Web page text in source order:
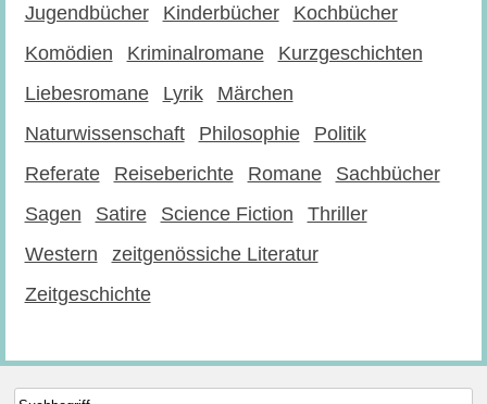
Jugendbücher
Kinderbücher
Kochbücher
Komödien
Kriminalromane
Kurzgeschichten
Liebesromane
Lyrik
Märchen
Naturwissenschaft
Philosophie
Politik
Referate
Reiseberichte Romane
Sachbücher
Sagen
Satire Science Fiction
Thriller
Western
zeitgenössiche Literatur
Zeitgeschichte